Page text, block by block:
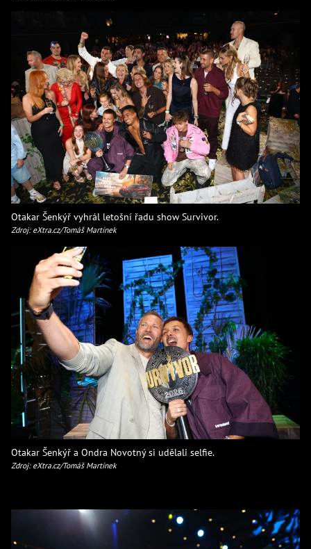
Otakar Šenkýř vyhrál letošní řadu show Survivor.
Zdroj: eXtra.cz/Tomáš Martínek
Otakar Šenkýř a Ondra Novotný si udělali selfie.
Zdroj: eXtra.cz/Tomáš Martínek